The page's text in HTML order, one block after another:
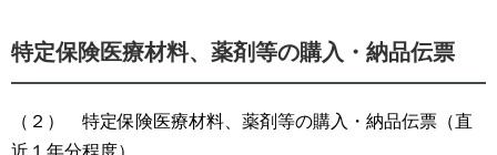
特定保険医療材料、薬剤等の購入・納品伝票
（２） 特定保険医療材料、薬剤等の購入・納品伝票（直
近１年分程度）